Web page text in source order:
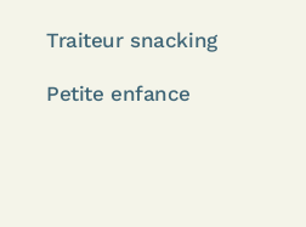
Traiteur snacking
Petite enfance